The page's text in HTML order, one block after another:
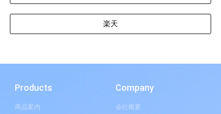
楽天
Products
商品案内
Company
会社概要